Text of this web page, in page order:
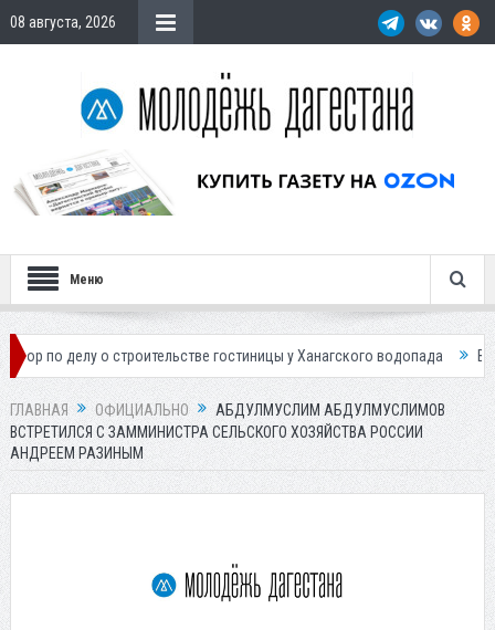
08 августа, 2026
Меню
о строительстве гостиницы у Ханагского водопада Власти
ГЛАВНАЯ ОФИЦИАЛЬНО
АБДУЛМУСЛИМ АБДУЛМУСЛИМОВ
ВСТРЕТИЛСЯ С ЗАММИНИСТРА СЕЛЬСКОГО ХОЗЯЙСТВА РОССИИ
АНДРЕЕМ РАЗИНЫМ